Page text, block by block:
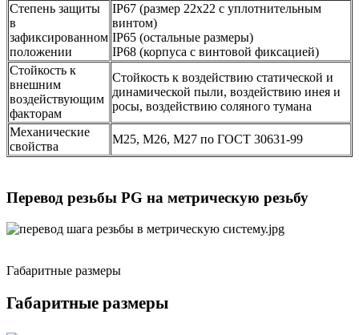
Степень защиты
в
зафиксированном
положении
IP67 (размер 22х22 с уплотнительным
винтом)
IP65 (остальные размеры)
IP68 (корпуса с винтовой фиксацией)
Стойкость к
внешним
воздействующим
факторам
Стойкость к воздействию статической и
динамической пыли, воздействию инея и
росы, воздействию соляного тумана
Механические
свойства
М25, М26, М27 по ГОСТ 30631-99
Перевод резьбы PG на метрическую резьбу
Габаритные размеры
Габаритные размеры